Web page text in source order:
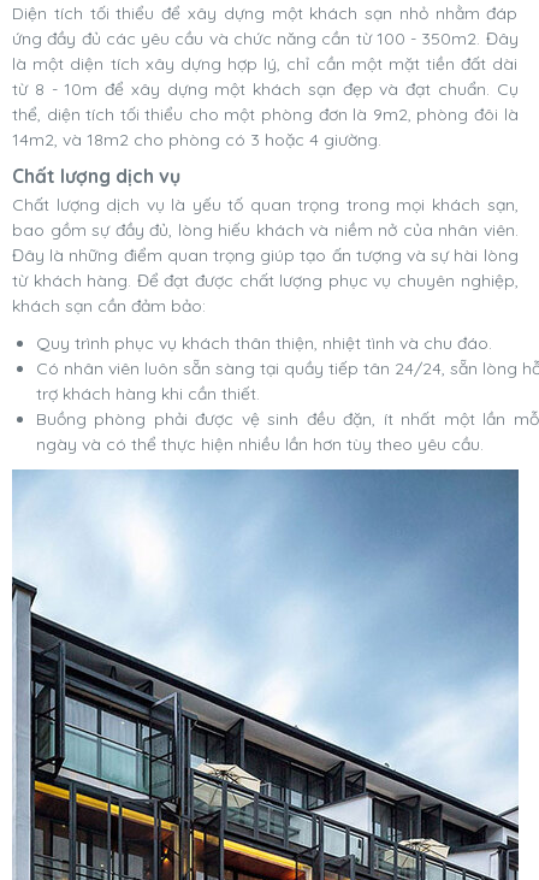
Diện tích tối thiểu để xây dựng một khách sạn nhỏ nhằm đáp
ứng đầy đủ các yêu cầu và chức năng cần từ 100 - 350m2. Đây
là một diện tích xây dựng hợp lý, chỉ cần một mặt tiền đất dài
từ 8 - 10m để xây dựng một khách sạn đẹp và đạt chuẩn. Cụ
thể, diện tích tối thiểu cho một phòng đơn là 9m2, phòng đôi là
14m2, và 18m2 cho phòng có 3 hoặc 4 giường.
Chất lượng dịch vụ
Chất lượng dịch vụ là yếu tố quan trọng trong mọi khách sạn,
bao gồm sự đầy đủ, lòng hiếu khách và niềm nở của nhân viên.
Đây là những điểm quan trọng giúp tạo ấn tượng và sự hài lòng
từ khách hàng. Để đạt được chất lượng phục vụ chuyên nghiệp,
khách sạn cần đảm bảo:
Quy trình phục vụ khách thân thiện, nhiệt tình và chu đáo.
Có nhân viên luôn sẵn sàng tại quầy tiếp tân 24/24, sẵn lòng
trợ khách hàng khi cần thiết.
Buồng phòng phải được vệ sinh đều đặn, ít nhất một lần
ngày và có thể thực hiện nhiều lần hơn tùy theo yêu cầu.